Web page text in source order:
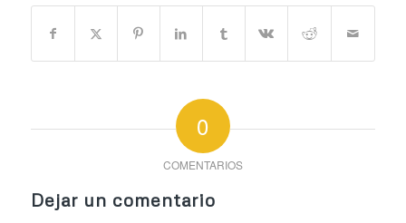
0
COMENTARIOS
Dejar un comentario